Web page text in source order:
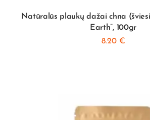
Natūralūs plaukų dažai chna
Earth”, 100gr
8.20 €